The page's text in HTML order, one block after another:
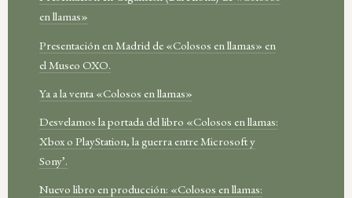
en llamas»
Presentación en Madrid de «Colosos en llamas» en
el Museo OXO.
Ya a la venta «Colosos en llamas»
Desvelamos la portada del libro «Colosos en llamas:
Xbox o PlayStation, la guerra entre Microsoft y
Sony’.
Nuevo libro en producción: «Colosos en llamas: